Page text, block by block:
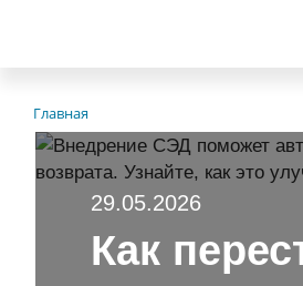
Главная
29.05.2026
Как